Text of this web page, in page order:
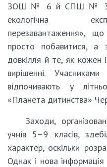
ЗОШ № 6 й СПШ № 3.
екологічна
перезавантаження»,
просто побавитися, а
довкілля й те, як
вирішенні.
відпочивають у
«Планета дитинства»
Заходи,
учнів 5–9 класів,
характер, оскільки
Однак і нова